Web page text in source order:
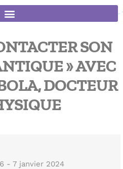
SON
» AVEC
DOCTEUR
- 7 janvier 2024